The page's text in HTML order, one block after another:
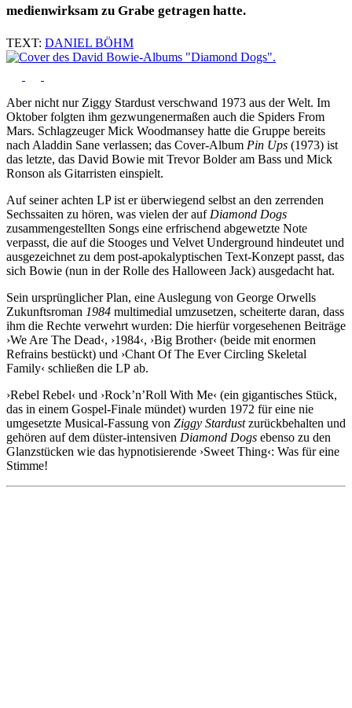
medienwirksam zu Grabe getragen hatte.
TEXT: DANIEL BÖHM
Aber nicht nur Ziggy Stardust verschwand 1973 aus der Welt. Im
Oktober folgten ihm gezwungenermaßen auch die Spiders From
Mars. Schlagzeuger Mick Woodmansey hatte die Gruppe bereits
nach Aladdin Sane verlassen; das Cover-Album Pin Ups (1973) ist
das letzte, das David Bowie mit Trevor Bolder am Bass und Mick
Ronson als Gitarristen einspielt.
Auf seiner achten LP ist er überwiegend selbst an den zerrenden
Sechssaiten zu hören, was vielen der auf Diamond Dogs
zusammengestellten Songs eine erfrischend abgewetzte Note
verpasst, die auf die Stooges und Velvet Underground hindeutet und
ausgezeichnet zu dem post-apokalyptischen Text-Konzept passt, das
sich Bowie (nun in der Rolle des Halloween Jack) ausgedacht hat.
Sein ursprünglicher Plan, eine Auslegung von George Orwells
Zukunftsroman 1984 multimedial umzusetzen, scheiterte daran, dass
ihm die Rechte verwehrt wurden: Die hierfür vorgesehenen Beiträge
›We Are The Dead‹, ›1984‹, ›Big Brother‹ (beide mit enormen
Refrains bestückt) und ›Chant Of The Ever Circling Skeletal
Family‹ schließen die LP ab.
›Rebel Rebel‹ und ›Rock’n’Roll With Me‹ (ein gigantisches Stück,
das in einem Gospel-Finale mündet) wurden 1972 für eine nie
umgesetzte Musical-Fassung von Ziggy Stardustzurückbehalten und
gehören auf dem düster-intensiven Diamond Dogs ebenso zu den
Glanzstücken wie das hypnotisierende ›Sweet Thing‹: Was für eine
Stimme!